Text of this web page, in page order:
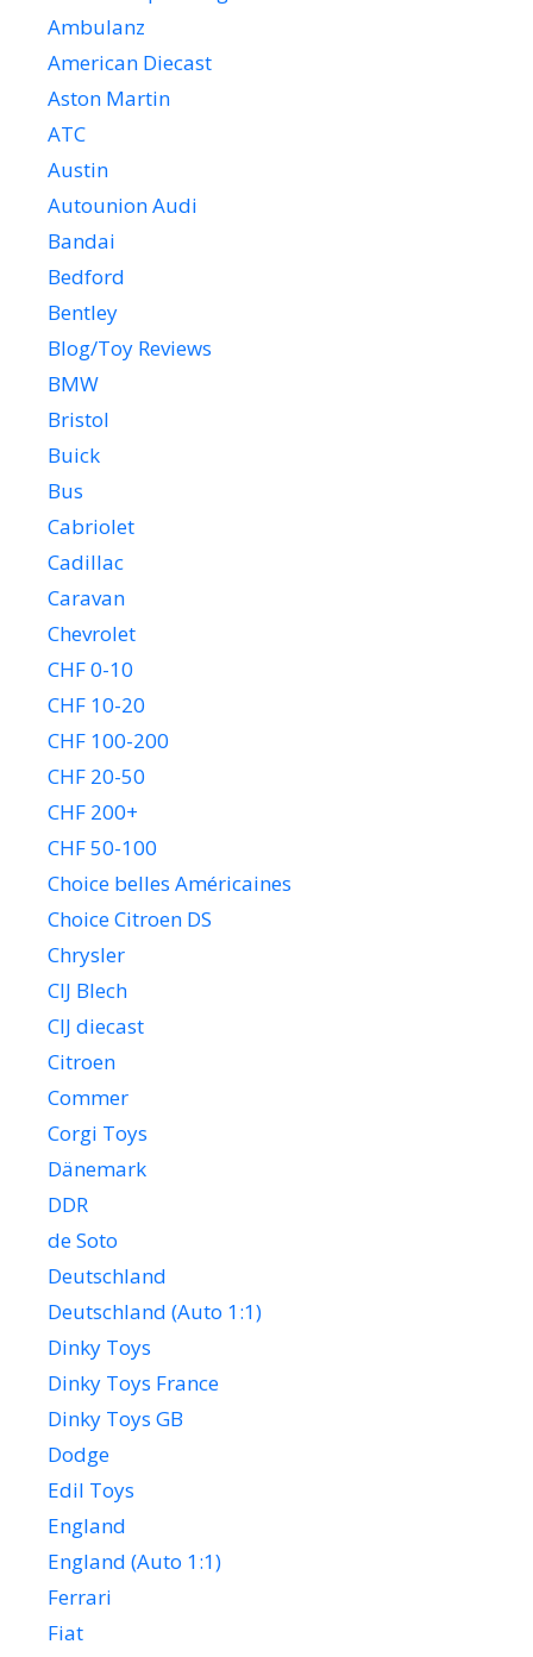
Ambulanz
American Diecast
Aston Martin
ATC
Austin
Autounion Audi
Bandai
Bedford
Bentley
Blog/Toy Reviews
BMW
Bristol
Buick
Bus
Cabriolet
Cadillac
Caravan
Chevrolet
CHF 0-10
CHF 10-20
CHF 100-200
CHF 20-50
CHF 200+
CHF 50-100
Choice belles Américaines
Choice Citroen DS
Chrysler
CIJ Blech
CIJ diecast
Citroen
Commer
Corgi Toys
Dänemark
DDR
de Soto
Deutschland
Deutschland (Auto 1:1)
Dinky Toys
Dinky Toys France
Dinky Toys GB
Dodge
Edil Toys
England
England (Auto 1:1)
Ferrari
Fiat